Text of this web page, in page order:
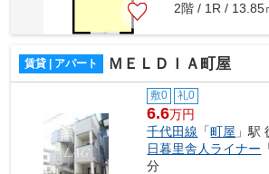
2階 / 1R / 13.85
賃貸 | アパート ＭＥＬＤＩＡ町屋
敷0 礼0
6.6万円
千代田線 「町屋 」駅
日暮里舎人ライナー
分